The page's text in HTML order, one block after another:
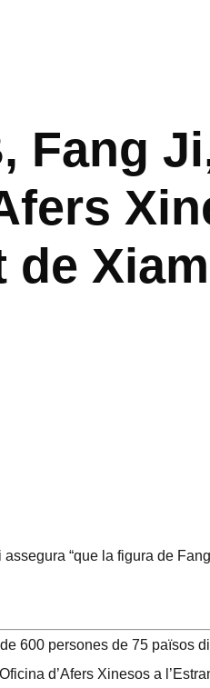
Fang
de
“que la figura de
600 persones de 75 països
d’Afers Xinesos a